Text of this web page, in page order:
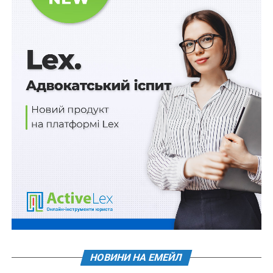
Заклади відповідно до цього Порядку шляхом
внесення відповідних змін до власних установчих
документів і штатних розписів у межах загальної
чисельності, визначеної відповідно до штатних
нормативів (за наявності вакантних посад), та без
внесення змін до їх типових/примірних положень
сприяють забезпеченню виконання таких завдань, а
саме:
– участь в організації заходів з підтримки осіб;
– здійснення моніторингу та проведення аналізу
статистичних даних щодо потреб осіб, зокрема через
засоби інформаційно-комунікаційних систем
Мінветеранів, а також інформування місцевих
органів та регіональних органів про рівень
– працевлаштування фахівців із супроводу згідно із
НОВИНИ НА ЕМЕЙЛ